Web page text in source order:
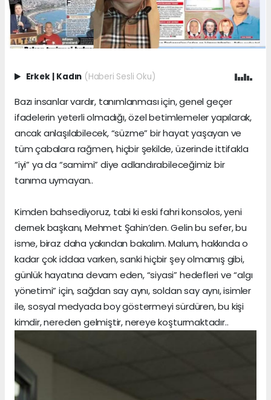
Erkek Kadın (Haberi Sesli Oku)
Bazı insanlar vardır, tanımlanması için, genel geçer
ifadelerin yeterli olmadığı, özel betimlemeler yapılarak,
ancak anlaşılabilecek, “süzme” bir hayat yaşayan ve
tüm çabalara rağmen, hiçbir şekilde, üzerinde ittifakla
“iyi” ya da “samimi” diye adlandırabileceğimiz bir
tanıma uymayan..
Kimden bahsediyoruz, tabi ki eski fahri konsolos, yeni
dernek başkanı, Mehmet Şahin’den. Gelin bu sefer, bu
isme, biraz daha yakından bakalım. Malum, hakkında o
kadar çok iddaa varken, sanki hiçbir şey olmamış gibi,
günlük hayatına devam eden, “siyasi” hedefleri ve “algı
yönetimi” için, sağdan say aynı, soldan say aynı, isimler
ile, sosyal medyada boy göstermeyi sürdüren, bu kişi
kimdir, nereden gelmiştir, nereye koşturmaktadır..